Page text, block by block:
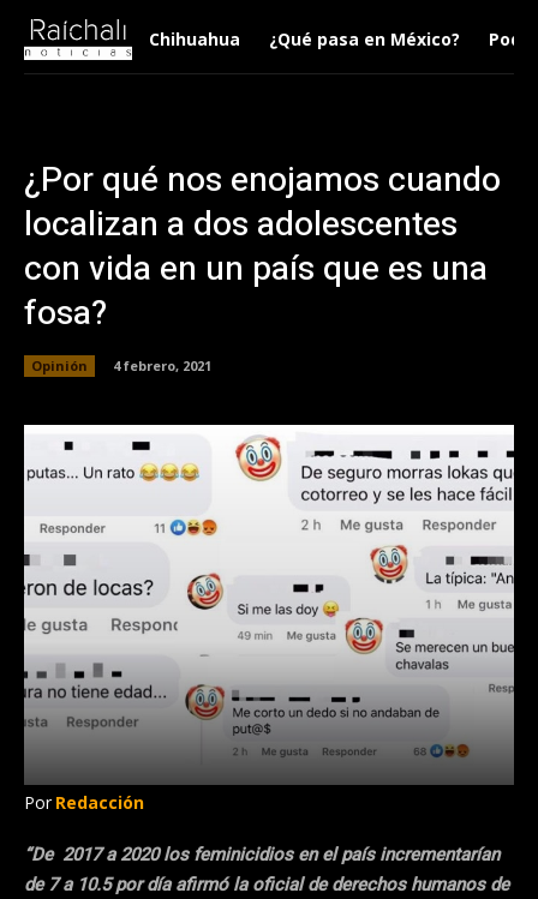
Chihuahua ¿Qué pasa en México?
¿Por qué nos enojamos cuando
localizan a dos adolescentes
con vida en un país que es una
fosa?
Opinión 4 febrero, 2021
Por Redacción
“De 2017 a 2020 los feminicidios en el país incrementarían
de 7 a 10.5 por día afirmó la oficial de derechos humanos de